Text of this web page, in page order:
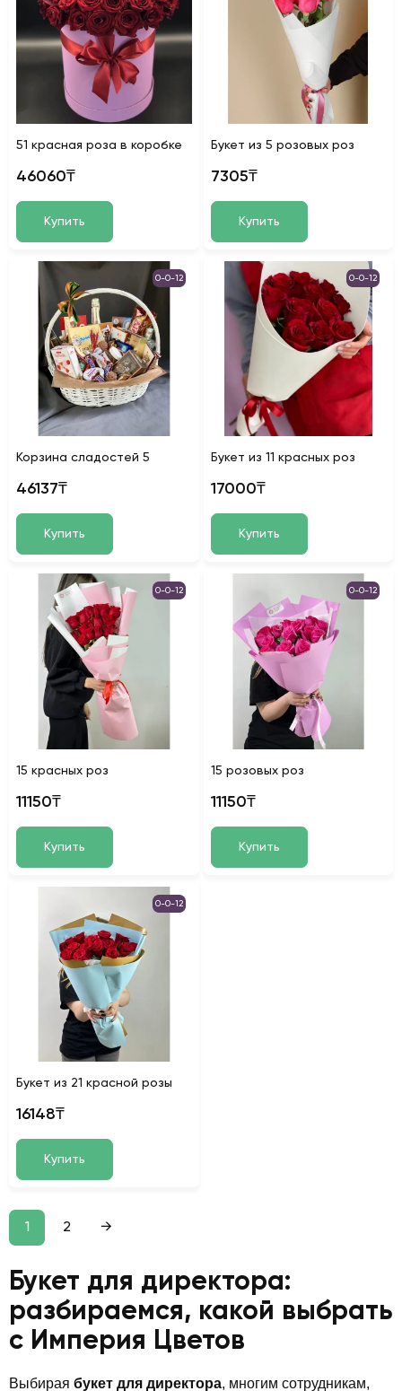
51 красная роза в коробке
46060₸
Купить
Букет из 5 розовых роз
7305₸
Купить
0-0-12
Корзина сладостей 5
46137₸
Купить
0-0-12
Букет из 11 красных роз
17000₸
Купить
0-0-12
15 красных роз
11150₸
Купить
0-0-12
15 розовых роз
11150₸
Купить
0-0-12
Букет из 21 красной розы
16148₸
Купить
1 2 →
Букет для директора:
разбираемся, какой выбрать
с Империя Цветов
Выбирая букет для директора, многим сотрудникам,